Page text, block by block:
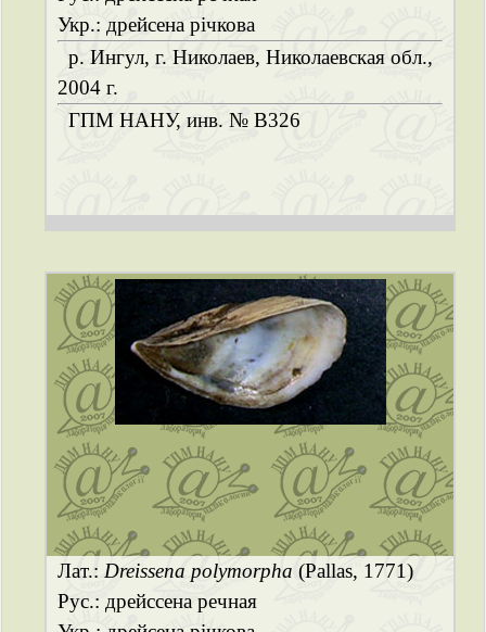
Укр.: дрейсена річкова
р. Ингул, г. Николаев, Николаевская обл.,
2004 г.
ГПМ НАНУ, инв. № B326
Лат.: Dreissena polymorpha (Pallas, 1771)
Рус.: дрейссена речная